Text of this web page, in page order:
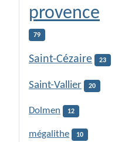
provence
79
Saint-Cézaire 23
Saint-Vallier 20
Dolmen 12
mégalithe 10